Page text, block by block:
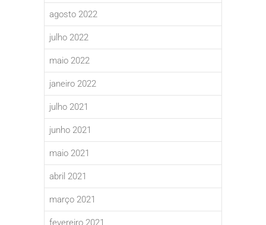
agosto 2022
julho 2022
maio 2022
janeiro 2022
julho 2021
junho 2021
maio 2021
abril 2021
março 2021
fevereiro 2021